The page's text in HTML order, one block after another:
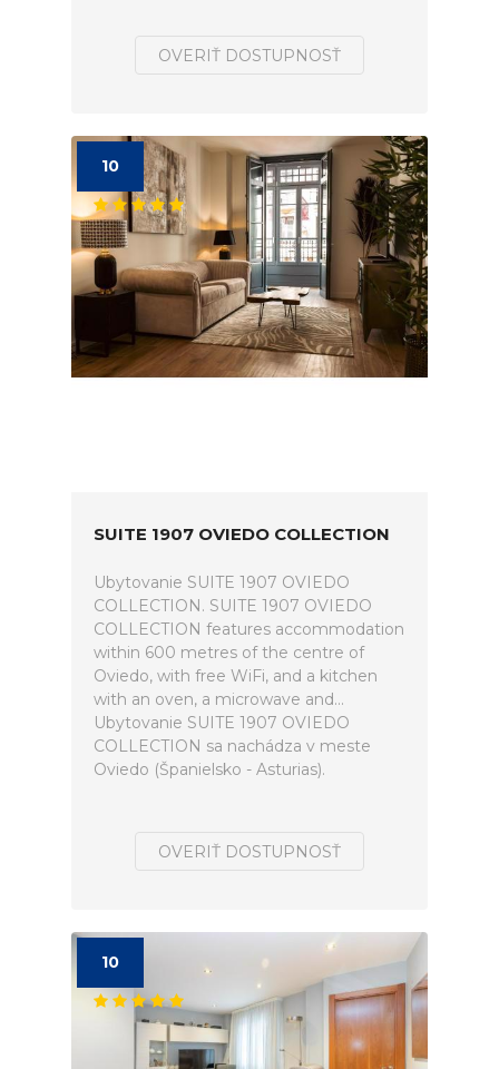
OVERIŤ DOSTUPNOSŤ
10
SUITE 1907 OVIEDO COLLECTION
Ubytovanie SUITE 1907 OVIEDO
COLLECTION. SUITE 1907 OVIEDO
COLLECTION features accommodation
within 600 metres of the centre of
Oviedo, with free WiFi, and a kitchen
with an oven, a microwave and...
Ubytovanie SUITE 1907 OVIEDO
COLLECTION sa nachádza v meste
Oviedo (Španielsko - Asturias).
OVERIŤ DOSTUPNOSŤ
10